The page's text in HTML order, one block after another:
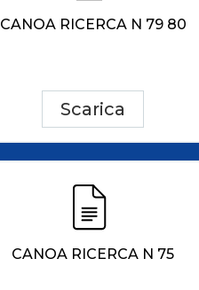
CANOA RICERCA N 79 80
Scarica
CANOA RICERCA N 75